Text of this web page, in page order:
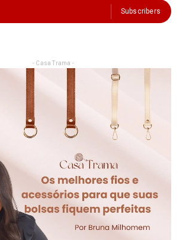
Subscribers
- Casa Trama -